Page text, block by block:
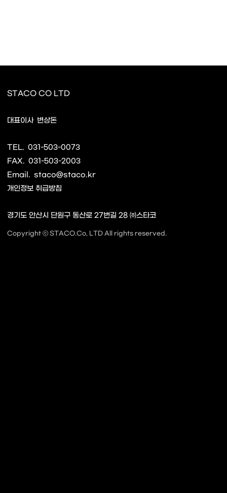
사업자명
STACO CO LTD
대표이사 변상돈
TEL. 031-503-0073
FAX. 031-503-2003
Email. staco@staco.kr
개인정보 취급방침
주소
경기도 안산시 단원구 동산로 27번길 28 ㈜스타코
Copyright ⓒ STACO.Co, LTD All rights reserved.